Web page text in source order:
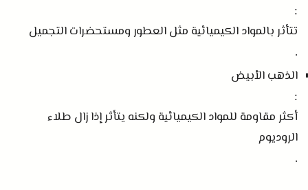
:
تتأثر بالمواد الكيميائية مثل العطور ومستحضرات التجميل
.
الذهب الأبيض
:
أكثر مقاومة للمواد الكيميائية ولكنه يتأثر إذا زال طلاء
الروديوم
.